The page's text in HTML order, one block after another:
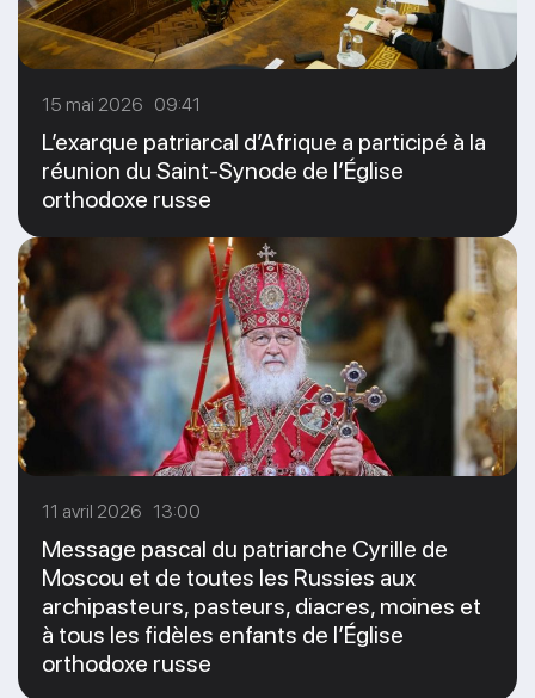
15 mai 2026 09:41
L’exarque patriarcal d’Afrique a participé à la
réunion du Saint-Synode de l’Église
orthodoxe russe
11 avril 2026 13:00
Message pascal du patriarche Cyrille de
Moscou et de toutes les Russies aux
archipasteurs, pasteurs, diacres, moines et
à tous les fidèles enfants de l’Église
orthodoxe russe